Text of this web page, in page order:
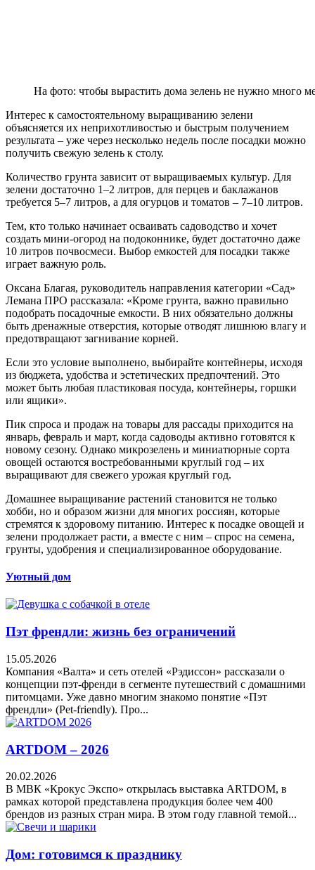
На фото: чтобы вырастить дома зелень не нужно много
Интерес к самостоятельному выращиванию зелени
объясняется их неприхотливостью и быстрым получением
результата – уже через несколько недель после посадки можно
получить свежую зелень к столу.
Количество грунта зависит от выращиваемых культур. Для
зелени достаточно 1–2 литров, для перцев и баклажанов
требуется 5–7 литров, а для огурцов и томатов – 7–10 литров.
Тем, кто только начинает осваивать садоводство и хочет
создать мини-огород на подоконнике, будет достаточно даже
10 литров почвосмеси. Выбор емкостей для посадки также
играет важную роль.
Оксана Благая, руководитель направления категории «Сад»
Лемана ПРО рассказала: «Кроме грунта, важно правильно
подобрать посадочные емкости. В них обязательно должны
быть дренажные отверстия, которые отводят лишнюю влагу и
предотвращают загнивание корней.
Если это условие выполнено, выбирайте контейнеры, исходя
из бюджета, удобства и эстетических предпочтений. Это
может быть любая пластиковая посуда, контейнеры, горшки
или ящики».
Пик спроса и продаж на товары для рассады приходится на
январь, февраль и март, когда садоводы активно готовятся к
новому сезону. Однако микрозелень и миниатюрные сорта
овощей остаются востребованными круглый год – их
выращивают для свежего урожая круглый год.
Домашнее выращивание растений становится не только
хобби, но и образом жизни для многих россиян, которые
стремятся к здоровому питанию. Интерес к посадке овощей и
зелени продолжает расти, а вместе с ним – спрос на семена,
грунты, удобрения и специализированное оборудование.
Уютный дом
Пэт френдли: жизнь без ограничений
15.05.2026
Компания «Валта» и сеть отелей «Рэдиссон» рассказали о
концепции пэт-френди в сегменте путешествий с домашними
питомцами. Уже давно многим знакомо понятие «Пэт
френдли» (Pet-friendly). Про...
ARTDOM – 2026
20.02.2026
В МВК «Крокус Экспо» открылась выставка ARTDOM, в
рамках которой представлена продукция более чем 400
брендов из разных стран мира. В этом году главной темой...
Дом: готовимся к празднику